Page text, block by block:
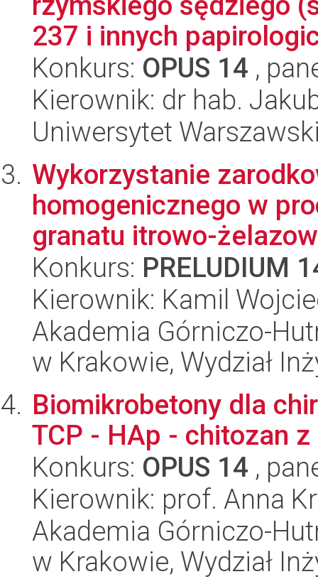
237 i innych
Konkurs: OPUS 14 ,
Kierownik: dr hab.
Uniwersytet
Wykorzystanie
homogenicznego w
granatu itrowo-
Konkurs: PRELUDIUM
Kierownik: Kamil
Akademia Górniczo-
w Krakowie, Wydział
Biomikrobetony dla
TCP - HAp - chitozan
Konkurs: OPUS 14 ,
Kierownik: prof. Anna
Akademia Górniczo-
w Krakowie, Wydział